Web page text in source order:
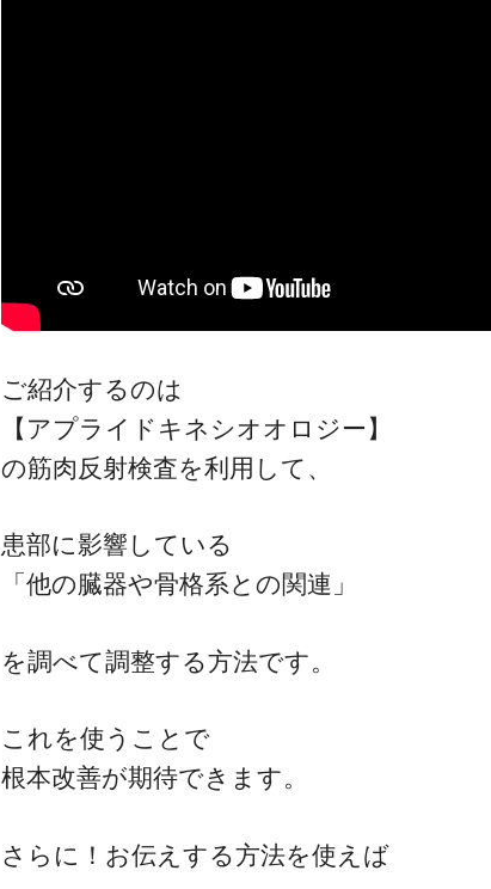
ご紹介するのは
【アプライドキネシオオロジー】
の筋肉反射検査を利用して、
患部に影響している
「他の臓器や骨格系との関連」
を調べて調整する方法です。
これを使うことで
根本改善が期待できます。
さらに！お伝えする方法を使えば